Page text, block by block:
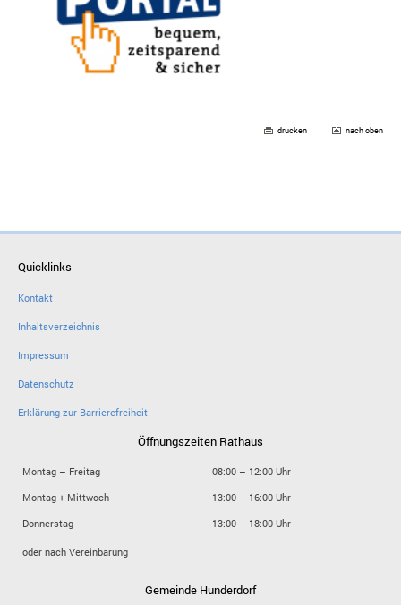
drucken nach oben
Quicklinks
Kontakt
Inhaltsverzeichnis
Impressum
Datenschutz
Erklärung zur Barrierefreiheit
Öffnungszeiten Rathaus
Montag – Freitag
08:00 – 12:00 Uhr
Montag + Mittwoch
13:00 – 16:00 Uhr
Donnerstag
13:00 – 18:00 Uhr
oder nach Vereinbarung
Gemeinde Hunderdorf